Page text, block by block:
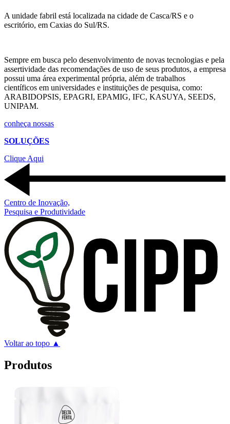
A unidade fabril está localizada na cidade de Casca/RS e o
escritório, em Caxias do Sul/RS.
Sempre em busca pelo desenvolvimento de novas tecnologias e pela
assertividade das recomendações de uso de seus produtos, a empresa
possui uma área experimental própria, além de trabalhos
científicos em universidades e instituições de pesquisa, como:
ARABIDOPSIS, EPAGRI, EPAMIG, IFC, KASUYA, SEEDS,
UNIPAM.
conheça nossas
SOLUÇÕES
Clique Aqui
Centro de Inovação,
Pesquisa e Produtividade
Voltar ao topo ▲
Produtos